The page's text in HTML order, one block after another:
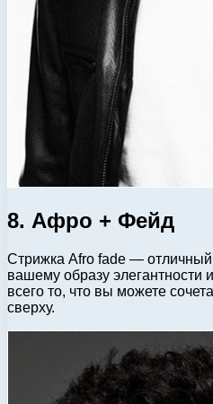
8. Афро + Фейд
Стрижка Afro fade —
вашему образу элегантности
всего то, что вы можете
сверху.